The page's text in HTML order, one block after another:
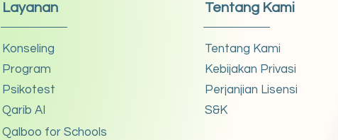
Layanan
Konseling
Program
Psikotest
Qarib AI
Qalboo for Schools
Tentang Kami
Tentang Kami
Kebijakan Privasi
Perjanjian Lisensi
S&K